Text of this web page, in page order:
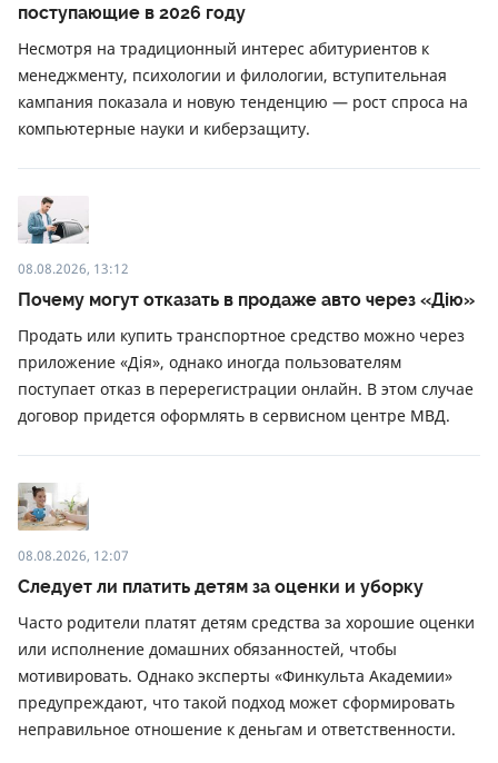
поступающие в 2026 году
Несмотря на традиционный интерес абитуриентов к
менеджменту, психологии и филологии, вступительная
кампания показала и новую тенденцию — рост спроса на
компьютерные науки и киберзащиту.
08.08.2026, 13:12
Почему могут отказать в продаже авто через «Дію»
Продать или купить транспортное средство можно через
приложение «Дія», однако иногда пользователям
поступает отказ в перерегистрации онлайн. В этом случае
договор придется оформлять в сервисном центре МВД.
08.08.2026, 12:07
Следует ли платить детям за оценки и уборку
Часто родители платят детям средства за хорошие оценки
или исполнение домашних обязанностей, чтобы
мотивировать. Однако эксперты «Финкульта Академии»
предупреждают, что такой подход может сформировать
неправильное отношение к деньгам и ответственности.